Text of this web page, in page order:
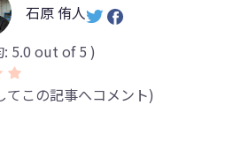
石原 侑人
: 5.0 out of 5 )
てこの記事へコメント)